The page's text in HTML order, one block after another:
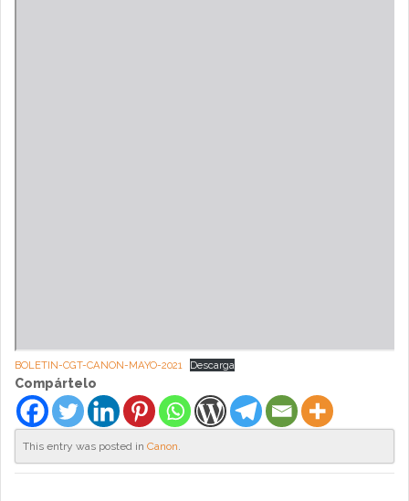
BOLETIN-CGT-CANON-MAYO-2021 Descarga
Compártelo
This entry was posted in Canon.